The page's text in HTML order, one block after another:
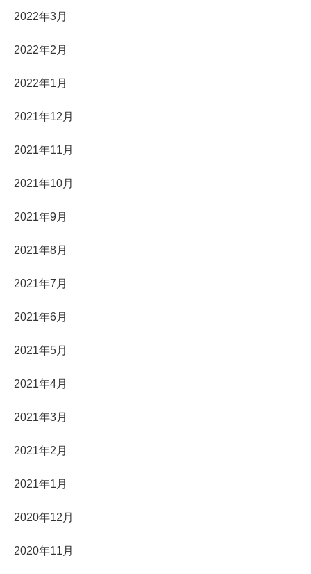
2022年3月
2022年2月
2022年1月
2021年12月
2021年11月
2021年10月
2021年9月
2021年8月
2021年7月
2021年6月
2021年5月
2021年4月
2021年3月
2021年2月
2021年1月
2020年12月
2020年11月